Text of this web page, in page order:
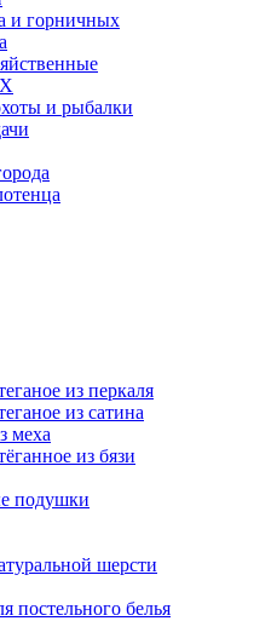
и горничных
и рыбалки
из перкаля
из сатина
меха
из бязи
подушки
шерсти
постельного белья